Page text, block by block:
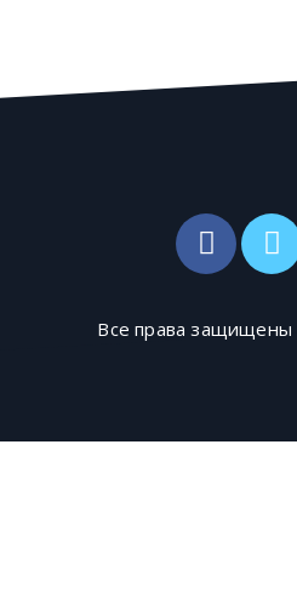
Все права защищены